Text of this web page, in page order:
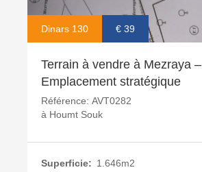
Dinars 130 € 39
Terrain à vendre à Mezraya –
Emplacement stratégique
Référence: AVT0282
à Houmt Souk
Superficie: 1.646m2